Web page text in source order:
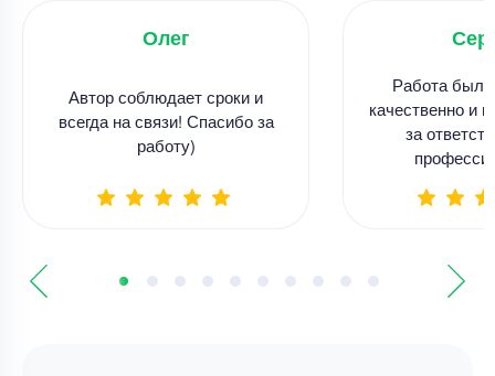
Олег
Автор соблюдает сроки и
всегда на связи! Спасибо за
работу)
Работа
качественно и
за